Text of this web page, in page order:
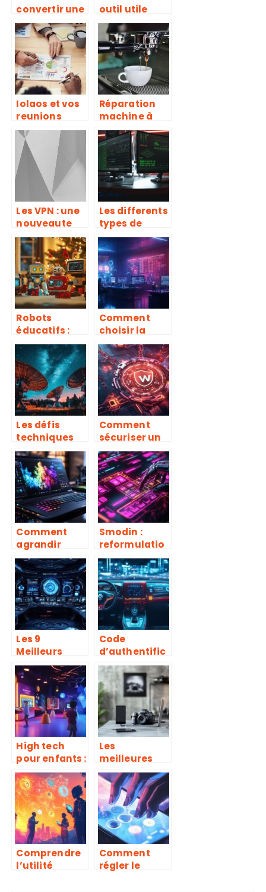
convertir une
video
YouTube en
MP3?
outil utile
dans
différents
domaines
Iolaos et vos
reunions
prennent une
toute
nouvelle
dimension
Réparation
machine à
café Tassimo
Bosch : les
étapes à
suivre
Les VPN : une
nouveaute
pour surfer
en toute
securite
Les differents
types de
logiciels
malveillants
a connaitre
Robots
éducatifs :
pourquoi
c’est le
cadeau idéal
pour Noël
Comment
choisir la
meilleure
solution de
test pour vos
infrastructur
es IT et
télécoms ?
Les défis
techniques
de la
détection de
signaux
extraterrestr
es
Comment
sécuriser un
site
wordpress
piraté avec
redirection
vers des sites
malveillants
Comment
agrandir
l’écran d’un
ordinateur
portable :
Guide
complet des
paramètres
d’affichage
Smodin :
reformulatio
n de texte
multi-langue
automatique
et gratuite,
découvrez
l’outil qui
révolutionne
la traduction
Les 9
Meilleurs
outils de
Benchmark :
Testez
l’efficacite du
cache de
votre site
Code
d’authentific
ation Clio 4 :
Les solutions
officielles
Renault
High tech
pour enfants :
les
innovations
qui amusent
et éduquent
Les
meilleures
offres pour
équiper votre
passion
photo et
électronique
Comprendre
l’utilité
Comment
régler le